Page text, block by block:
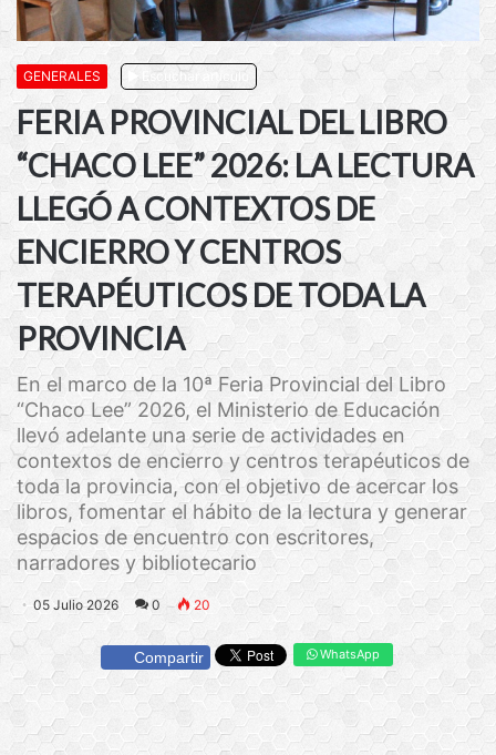
GENERALES Escuchar artículo
FERIA PROVINCIAL DEL LIBRO
“CHACO LEE” 2026: LA LECTURA
LLEGÓ A CONTEXTOS DE
ENCIERRO Y CENTROS
TERAPÉUTICOS DE TODA LA
PROVINCIA
En el marco de la 10ª Feria Provincial del Libro
“Chaco Lee” 2026, el Ministerio de Educación
llevó adelante una serie de actividades en
contextos de encierro y centros terapéuticos de
toda la provincia, con el objetivo de acercar los
libros, fomentar el hábito de la lectura y generar
espacios de encuentro con escritores,
narradores y bibliotecario
05 Julio 2026 0 20
Compartir WhatsApp